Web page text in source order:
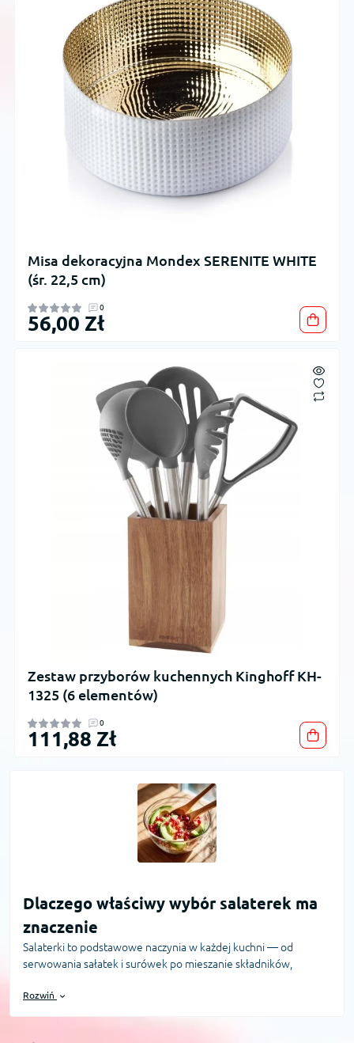
Misa dekoracyjna Mondex SERENITE WHITE
(śr. 22,5 cm)
0
56,00 Zł
Zestaw przyborów kuchennych Kinghoff KH-
1325 (6 elementów)
0
111,88 Zł
Dlaczego właściwy wybór salaterek ma
znaczenie
Salaterki to podstawowe naczynia w każdej kuchni — od
serwowania sałatek i surówek po mieszanie składników,
dobrana salaterka wpływa na wygodę pracy, trwałość produktu
Rozwiń